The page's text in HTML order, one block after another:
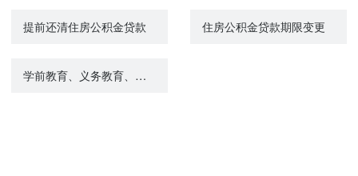
提前还清住房公积金贷款 住房公积金贷款期限变更
学前教育、义务教育、高中阶段教育、高等教育学生资助（奖助学）管理工作（不含生源地信用助学贷款）